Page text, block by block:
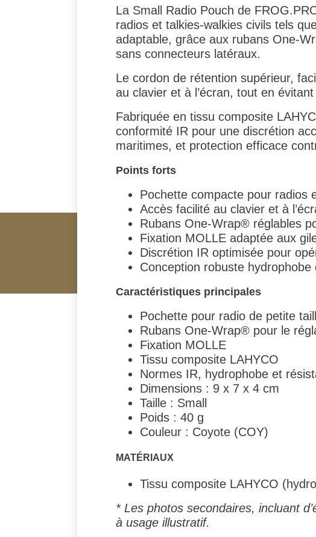
La Small Radio Pouch de
radios et talkies-walkies civils tels
adaptable, grâce aux rubans One-
sans connecteurs latéraux.
Le cordon de rétention supérieur,
au clavier et à l’écran, tout en
Fabriquée en tissu composite
conformité IR pour une discrétion
maritimes, et protection efficace
Points forts
Pochette compacte pour radios
Accès facilité au clavier et à
Rubans One-Wrap® réglables
Fixation MOLLE adaptée aux
Discrétion IR optimisée pour
Conception robuste
Caractéristiques principales
Pochette pour radio de petite
Rubans One-Wrap® pour le
Fixation MOLLE
Tissu composite LAHYCO
Normes IR, hydrophobe et
Dimensions : 9 x 7 x 4 cm
Taille : Small
Poids : 40 g
Couleur : Coyote (COY)
MATÉRIAUX
Tissu composite LAHYCO
* Les photos secondaires, incluant
à usage illustratif.